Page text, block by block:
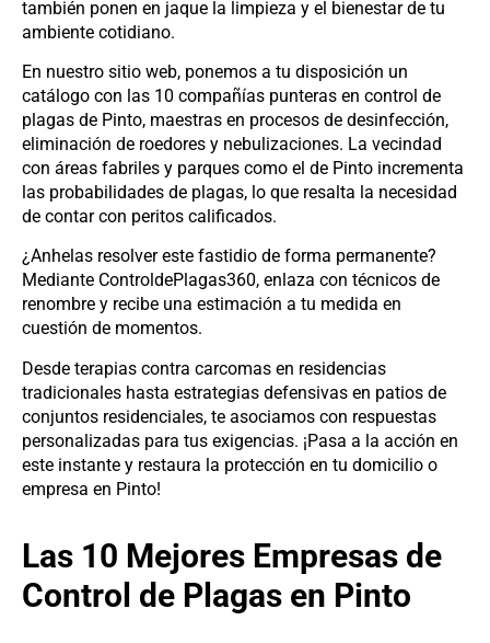
también ponen en jaque la limpieza y el bienestar de tu
ambiente cotidiano.
En nuestro sitio web, ponemos a tu disposición un
catálogo con las 10 compañías punteras en control de
plagas de Pinto, maestras en procesos de desinfección,
eliminación de roedores y nebulizaciones. La vecindad
con áreas fabriles y parques como el de Pinto incrementa
las probabilidades de plagas, lo que resalta la necesidad
de contar con peritos calificados.
¿Anhelas resolver este fastidio de forma permanente?
Mediante ControldePlagas360, enlaza con técnicos de
renombre y recibe una estimación a tu medida en
cuestión de momentos.
Desde terapias contra carcomas en residencias
tradicionales hasta estrategias defensivas en patios de
conjuntos residenciales, te asociamos con respuestas
personalizadas para tus exigencias. ¡Pasa a la acción en
este instante y restaura la protección en tu domicilio o
empresa en Pinto!
Las 10 Mejores Empresas de
Control de Plagas en Pinto